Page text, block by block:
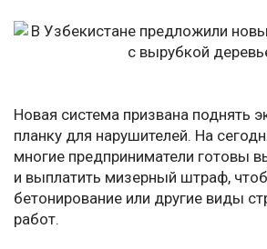
Новая система призвана поднять
планку для нарушителей. На
многие предприниматели готовы
и выплатить мизерный штраф,
бетонирование или другие виды
работ.